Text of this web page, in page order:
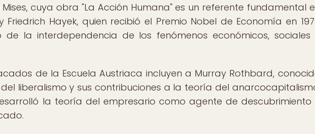
cuya obra "La Acción Humana" es un referente fundamental
Hayek, quien recibió el Premio Nobel de Economía en
de la interdependencia de los fenómenos económicos, sociales
de la Escuela Austriaca incluyen a Murray Rothbard,
liberalismo y sus contribuciones a la teoría del
la teoría del empresario como agente de descubrimiento